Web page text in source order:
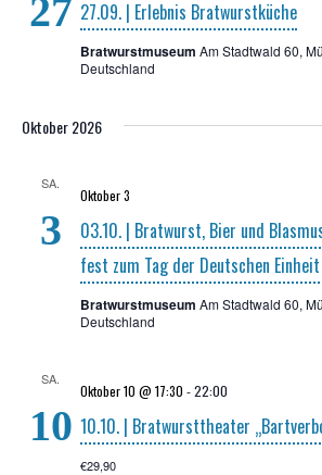
27 27.09. | Erleb­nis Bratwurstküche
Bratwurstmuseum Am Stadtwald 60,
Deutschland
Oktober 2026
SA.
3
03.10. | Brat­wurst, Bier und
fest zum Tag der Deut­schen Einheit
Oktober 3
Bratwurstmuseum Am Stadtwald 60,
Deutschland
SA.
10 10.10. | Brat­wurst­thea­ter
Oktober 10 @ 17:30 -22:00
€29,90